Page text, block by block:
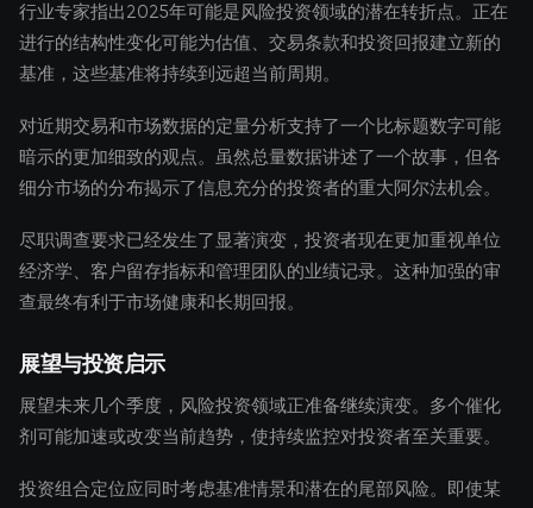
行业专家指出2025年可能是风险投资领域的潜在转折点。正在
进行的结构性变化可能为估值、交易条款和投资回报建立新的
基准，这些基准将持续到远超当前周期。
对近期交易和市场数据的定量分析支持了一个比标题数字可能
暗示的更加细致的观点。虽然总量数据讲述了一个故事，但各
细分市场的分布揭示了信息充分的投资者的重大阿尔法机会。
尽职调查要求已经发生了显著演变，投资者现在更加重视单位
经济学、客户留存指标和管理团队的业绩记录。这种加强的审
查最终有利于市场健康和长期回报。
展望与投资启示
展望未来几个季度，风险投资领域正准备继续演变。多个催化
剂可能加速或改变当前趋势，使持续监控对投资者至关重要。
投资组合定位应同时考虑基准情景和潜在的尾部风险。即使某